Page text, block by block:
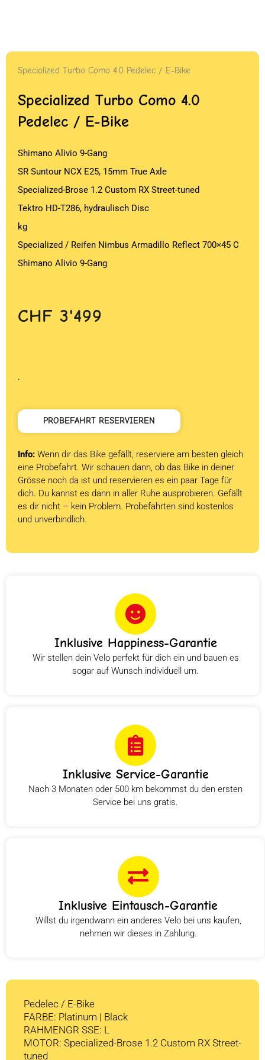
Specialized Turbo Como 4.0 Pedelec / E-Bike
Specialized Turbo Como 4.0
Pedelec / E-Bike
Shimano Alivio 9-Gang
SR Suntour NCX E25, 15mm True Axle
Specialized-Brose 1.2 Custom RX Street-tuned
Tektro HD-T286, hydraulisch Disc
kg
Specialized / Reifen Nimbus Armadillo Reflect 700×45 C
Shimano Alivio 9-Gang
CHF 3'499
.
PROBEFAHRT RESERVIEREN
Info: Wenn dir das Bike gefällt, reserviere am besten gleich
eine Probefahrt. Wir schauen dann, ob das Bike in deiner
Grösse noch da ist und reservieren es ein paar Tage für
dich. Du kannst es dann in aller Ruhe ausprobieren. Gefällt
es dir nicht – kein Problem. Probefahrten sind kostenlos
und unverbindlich.
Inklusive Happiness-Garantie
Wir stellen dein Velo perfekt für dich ein und bauen es
sogar auf Wunsch individuell um.
Inklusive Service-Garantie
Nach 3 Monaten oder 500 km bekommst du den ersten
Service bei uns gratis.
Inklusive Eintausch-Garantie
Willst du irgendwann ein anderes Velo bei uns kaufen,
nehmen wir dieses in Zahlung.
Pedelec / E-Bike
FARBE: Platinum | Black
RAHMENGR SSE: L
MOTOR: Specialized-Brose 1.2 Custom RX Street-
tuned